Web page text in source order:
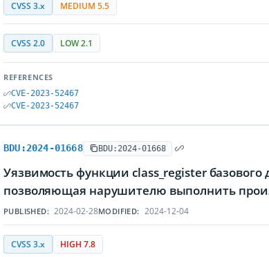
CVSS 3.x MEDIUM 5.5
CVSS 2.0 LOW 2.1
REFERENCES
CVE-2023-52467
CVE-2023-52467
BDU:2024-01668 BDU:2024-01668
Уязвимость функции class_register
позволяющая нарушителю выполнить
PUBLISHED: 2024-02-28MODIFIED: 2024-12-04
CVSS 3.x HIGH 7.8